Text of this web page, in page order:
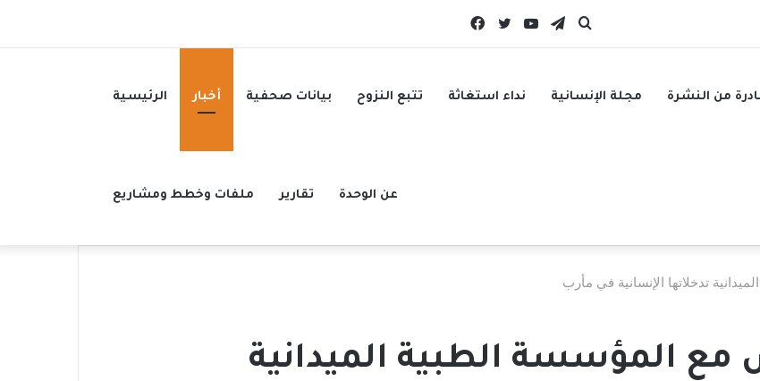
بحث تيلقرام يوتيوب تويتر
الرئيسية أخبار بيانات صحفية تتبع النزوح نداء استغاثة مجلة الإنسانية من النشرة
ملفات وخطط ومشاريع تقارير عن الوحدة
تدخلاتها الإنسانية في مأرب
مع المؤسسة الطبية الميدانية